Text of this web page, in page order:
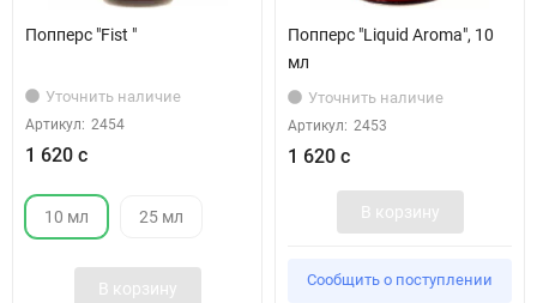
Попперс "Fist "
Уточнить наличие
Артикул: 2454
1 620 с
10 мл 25 мл
В корзину
Попперс "Liquid Aroma", 10
мл
Уточнить наличие
Артикул: 2453
1 620 с
В корзину
Сообщить о поступлении